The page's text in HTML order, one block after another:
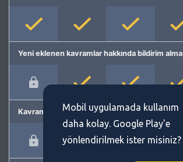
Yeni eklenen kavramlar hakkında bildirim alma
Kavram önermeMobil uygulamada kullanım
daha kolay. Google Play'e
yönlendirilmek ister misiniz?